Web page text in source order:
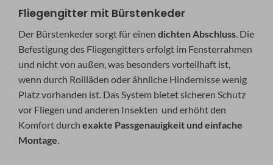
Fliegengitter mit Bürstenkeder
Der Bürstenkeder sorgt für einen dichten Abschluss. Die
Befestigung des Fliegengitters erfolgt im Fensterrahmen
und nicht von außen, was besonders vorteilhaft ist,
wenn durch Rollläden oder ähnliche Hindernisse wenig
Platz vorhanden ist. Das System bietet sicheren Schutz
vor Fliegen und anderen Insekten und erhöht den
Komfort durch exakte Passgenauigkeit und einfache
Montage.